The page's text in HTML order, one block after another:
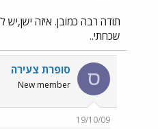
תודה רבה כמובן. איזה ישן,יש
שכחתי..
ס סופרת צעירה
New member
19/10/09